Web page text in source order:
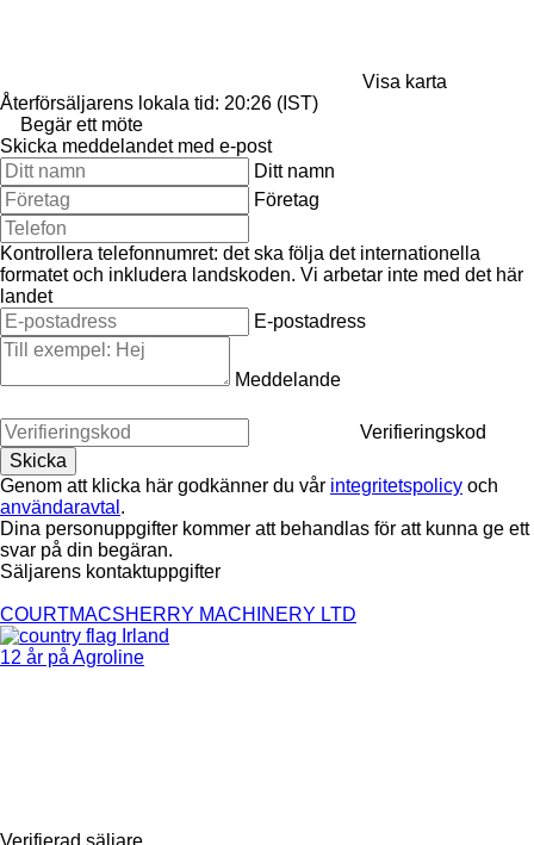
Visa karta
Återförsäljarens lokala tid: 20:26 (IST)
Begär ett möte
Skicka meddelandet med e-post
Ditt namn
Företag
Kontrollera telefonnumret: det ska följa det internationella
formatet och inkludera landskoden. Vi arbetar inte med det här
landet
E-postadress
Meddelande
Verifieringskod
Genom att klicka här godkänner du vår integritetspolicy och
användaravtal .
Dina personuppgifter kommer att behandlas för att kunna ge ett
svar på din begäran.
Säljarens kontaktuppgifter
COURTMACSHERRY MACHINERY LTD
Irland
12 år på Agroline
Verifierad säljare